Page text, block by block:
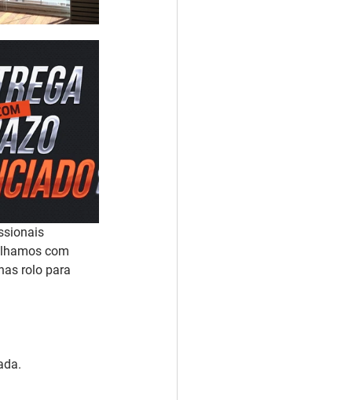
com
rolo para